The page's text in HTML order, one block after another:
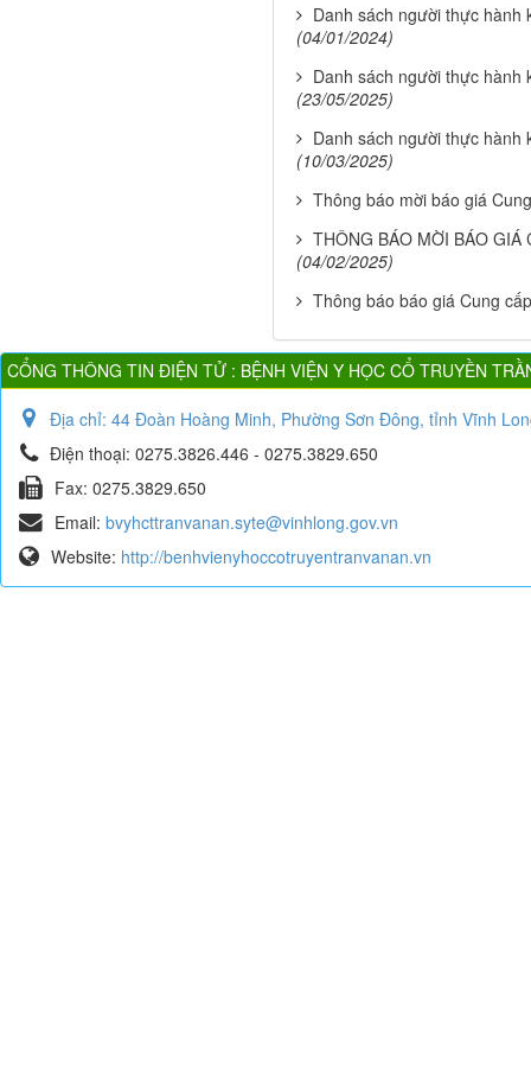
Danh sách người thực hành
(04/01/2024)
Danh sách người thực hành
(23/05/2025)
Danh sách người thực hành
(10/03/2025)
Thông báo mời báo giá
THÔNG BÁO MỜI BÁO GIÁ
(04/02/2025)
Thông báo báo giá Cung
CỔNG THÔNG TIN ĐIỆN TỬ : BỆNH VIỆN Y HỌC CỔ TRUYỀN
Địa chỉ: 44 Đoàn Hoàng Minh, Phường Sơn Đông, tỉnh Vĩnh
Điện thoại: 0275.3826.446 - 0275.3829.650
Fax: 0275.3829.650
Email: bvyhcttranvanan.syte@vinhlong.gov.vn
Website: http://benhvienyhoccotruyentranvanan.vn